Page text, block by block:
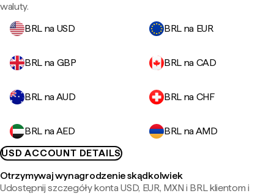
waluty.
BRL na USD
BRL na EUR
BRL na GBP BRL na CAD
BRL na AUD BRL na CHF
BRL na AED
BRL na AMD
USD ACCOUNT DETAILS
Otrzymywaj wynagrodzenie skądkolwiek
Udostępnij szczegóły konta USD, EUR, MXN i BRL klientom i